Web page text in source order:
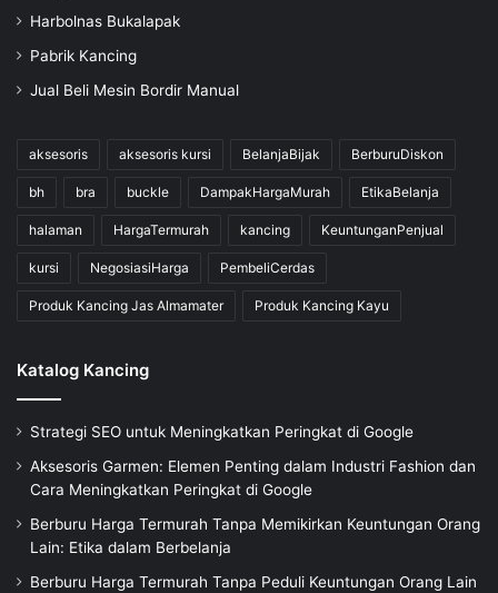
Harbolnas Bukalapak
Pabrik Kancing
Jual Beli Mesin Bordir Manual
aksesoris aksesoris kursi BelanjaBijak BerburuDiskon
bh bra buckle DampakHargaMurah EtikaBelanja
halaman HargaTermurah kancing KeuntunganPenjual
kursi NegosiasiHarga PembeliCerdas
Produk Kancing Jas Almamater Produk Kancing Kayu
Katalog Kancing
Strategi SEO untuk Meningkatkan Peringkat di Google
Aksesoris Garmen: Elemen Penting dalam Industri Fashion dan
Cara Meningkatkan Peringkat di Google
Berburu Harga Termurah Tanpa Memikirkan Keuntungan Orang
Lain: Etika dalam Berbelanja
Berburu Harga Termurah Tanpa Peduli Keuntungan Orang Lain